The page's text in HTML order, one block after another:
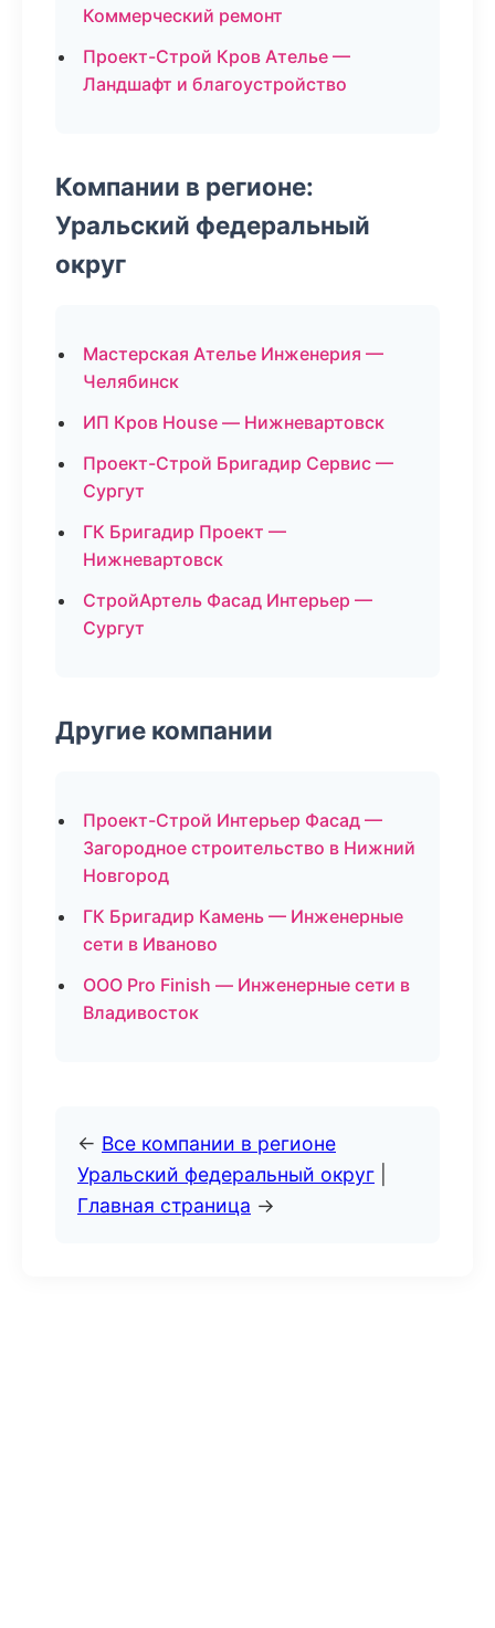
Коммерческий ремонт
Проект-Строй Кров Ателье —
Ландшафт и благоустройство
Компании в регионе:
Уральский федеральный
округ
Мастерская Ателье Инженерия —
Челябинск
ИП Кров House — Нижневартовск
Проект-Строй Бригадир Сервис —
Сургут
ГК Бригадир Проект —
Нижневартовск
СтройАртель Фасад Интерьер —
Сургут
Другие компании
Проект-Строй Интерьер Фасад —
Загородное строительство в Нижний
Новгород
ГК Бригадир Камень — Инженерные
сети в Иваново
ООО Pro Finish — Инженерные сети в
Владивосток
← Все компании в регионе
Уральский федеральный округ
Главная страница →